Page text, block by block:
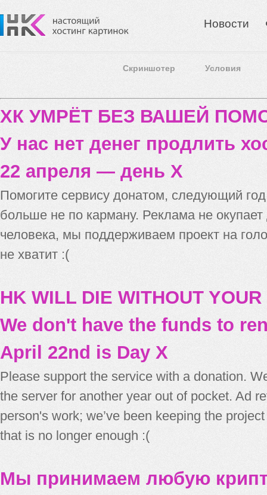
Новости
Скриншотер Условия
ХК УМРЁТ БЕЗ ВАШЕЙ
У нас нет денег продлить
22 апреля — день X
Помогите сервису донатом, следующий
больше не по карману. Реклама не
человека, мы поддерживаем проект на
не хватит :(
HK WILL DIE WITHOUT
We don't have the funds to
April 22nd is Day X
Please support the service with a donation.
the server for another year out of pocket. Ad
person's work; we’ve been keeping the
that is no longer enough :(
Мы принимаем любую